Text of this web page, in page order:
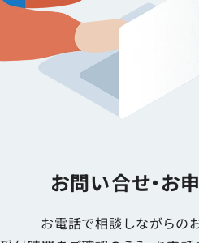
お問い合せ・お
お電話で相談しながらの